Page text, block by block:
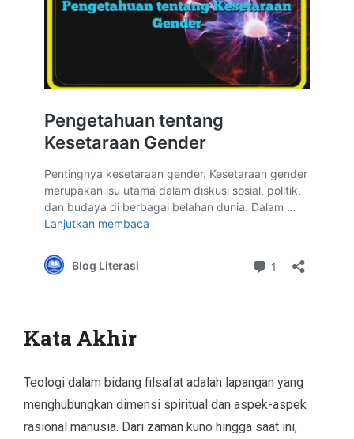
Kata Akhir
Teologi dalam bidang filsafat adalah lapangan yang
menghubungkan dimensi spiritual dan aspek-aspek
rasional manusia. Dari zaman kuno hingga saat ini,